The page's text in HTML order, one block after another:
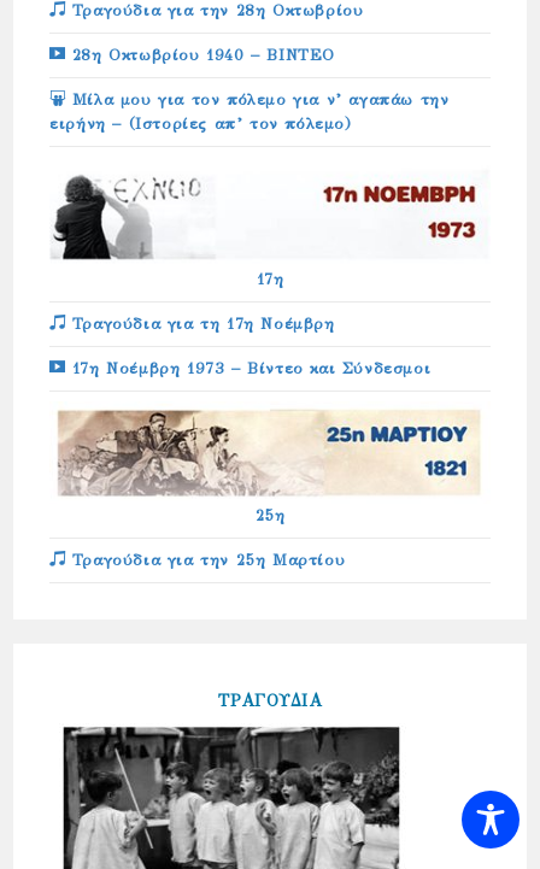
Τραγούδια για την 28η Οκτωβρίου
28η Οκτωβρίου 1940 – ΒΙΝΤΕΟ
Μίλα μου για τον πόλεμο για ν’ αγαπάω την
ειρήνη – (Ιστορίες απ’ τον πόλεμο)
17η
Τραγούδια για τη 17η Νοέμβρη
17η Νοέμβρη 1973 – Βίντεο και Σύνδεσμοι
25η
Τραγούδια για την 25η Μαρτίου
ΤΡΑΓΟΥΔΙΑ